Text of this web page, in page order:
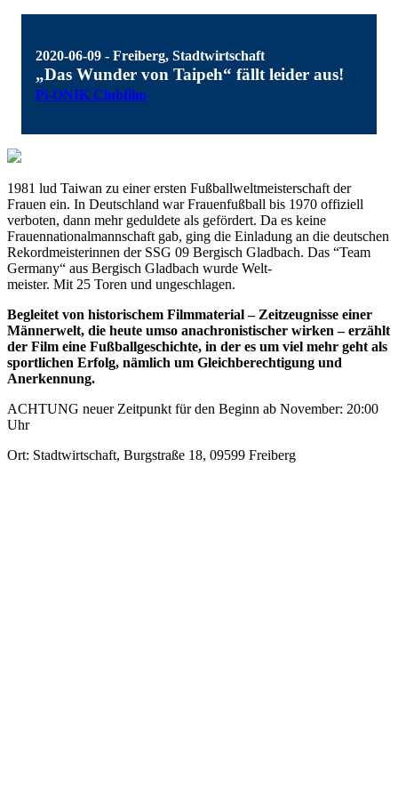
2020-06-09 - Freiberg, Stadtwirtschaft
„Das Wunder von Taipeh“ fällt leider aus!
Pi-ONIK Clubfilm
1981 lud Taiwan zu einer ersten Fußballweltmeisterschaft der
Frauen ein. In Deutschland war Frauenfußball bis 1970 offiziell
verboten, dann mehr geduldete als gefördert. Da es keine
Frauennationalmannschaft gab, ging die Einladung an die deutschen
Rekordmeisterinnen der SSG 09 Bergisch Gladbach. Das “Team
Germany“ aus Bergisch Gladbach wurde Welt-
meister. Mit 25 Toren und ungeschlagen.
Begleitet von historischem Filmmaterial – Zeitzeugnisse einer
Männerwelt, die heute umso anachronistischer wirken – erzählt
der Film eine Fußballgeschichte, in der es um viel mehr geht als
sportlichen Erfolg, nämlich um Gleichberechtigung und
Anerkennung.
ACHTUNG neuer Zeitpunkt für den Beginn ab November: 20:00
Uhr
Ort: Stadtwirtschaft, Burgstraße 18, 09599 Freiberg